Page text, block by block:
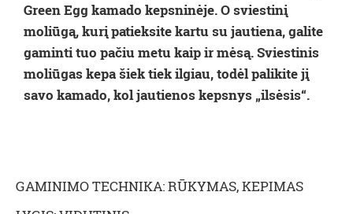
Green Egg kamado kepsninėje. Osviestinį
moliūgą, kurį patieksite kartu su jautiena, galite
gaminti tuo pačiu metu kaip ir mėsą.Sviestinis
moliūgas kepa šiek tiek ilgiau, todėl palikite jį
savo kamado, kol jautienos kepsnys „ilsėsis“.
GAMINIMO TECHNIKA: RŪKYMAS, KEPIMAS